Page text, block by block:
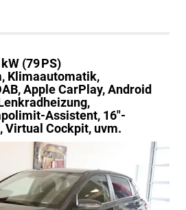
drucken
(79 PS)
Klimaautomatik,
Apple CarPlay, Android
Assistent, 16"-
Cockpit, uvm.